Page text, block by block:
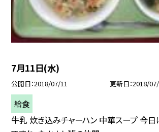
7月11日(水)
公開日 2018/07/11 更新日 2018/
給食
牛乳 炊き込みチャーハン 中華スープ 今